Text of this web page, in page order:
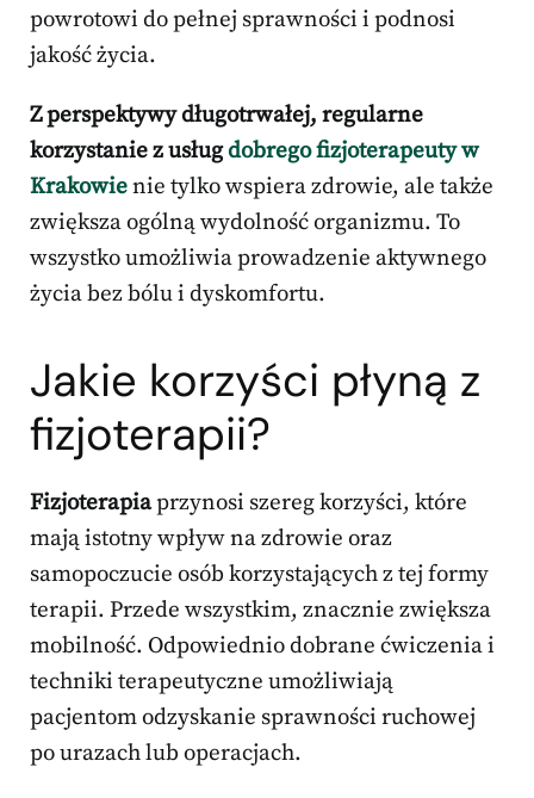
powrotowi do pełnej sprawności i podnosi
jakość życia.
Z perspektywy długotrwałej, regularne
korzystanie z usługdobrego fizjoterapeuty w
Krakowienie tylko wspiera zdrowie, ale także
zwiększa ogólną wydolność organizmu. To
wszystko umożliwia prowadzenie aktywnego
życia bez bólu i dyskomfortu.
Jakie korzyści płyną z
fizjoterapii?
Fizjoterapiaprzynosi szereg korzyści, które
mają istotny wpływ na zdrowie oraz
samopoczucie osób korzystających z tej formy
terapii. Przede wszystkim, znacznie zwiększa
mobilność. Odpowiednio dobrane ćwiczenia i
techniki terapeutyczne umożliwiają
pacjentom odzyskanie sprawności ruchowej
po urazach lub operacjach.